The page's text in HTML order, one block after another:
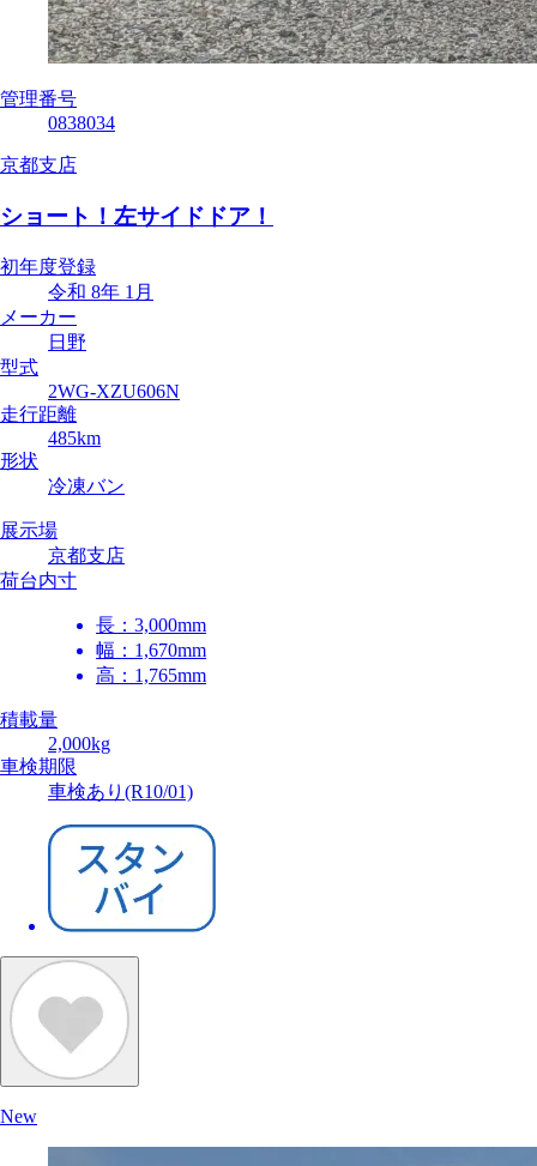
管理番号
0838034
京都支店
ショート！左サイドドア！
初年度登録
令和 8年 1月
メーカー
日野
型式
2WG-XZU606N
走行距離
485km
形状
冷凍バン
展示場
京都支店
荷台内寸
長： 3,000mm
幅： 1,670mm
高： 1,765mm
積載量
2,000kg
車検期限
車検あり(R10/01)
New